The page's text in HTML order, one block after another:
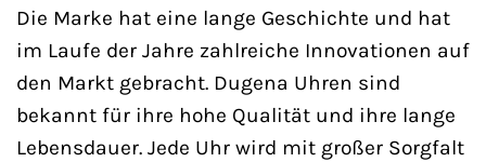
Die Marke hat eine lange Geschichte und hat
im Laufe der Jahre zahlreiche Innovationen auf
den Markt gebracht. Dugena Uhren sind
bekannt für ihre hohe Qualität und ihre lange
Lebensdauer. Jede Uhr wird mit großer Sorgfalt